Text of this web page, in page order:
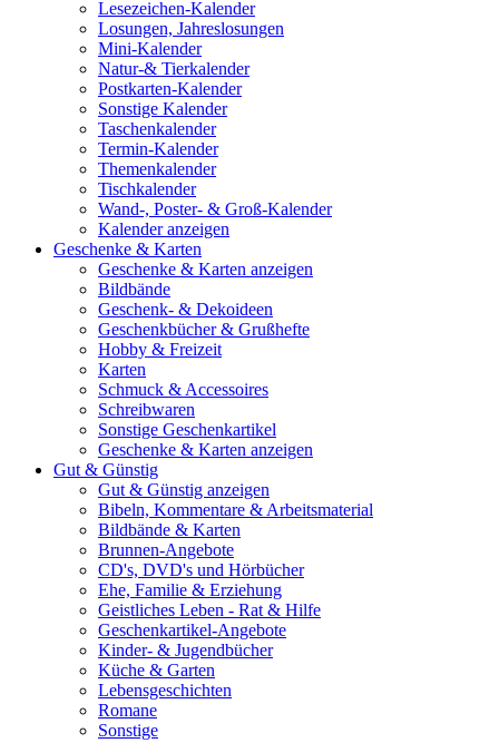
Lesezeichen-Kalender
Losungen, Jahreslosungen
Mini-Kalender
Natur-& Tierkalender
Postkarten-Kalender
Sonstige Kalender
Taschenkalender
Termin-Kalender
Themenkalender
Tischkalender
Wand-, Poster- & Groß-Kalender
Kalender anzeigen
Geschenke & Karten
Geschenke & Karten anzeigen
Bildbände
Geschenk- & Dekoideen
Geschenkbücher & Grußhefte
Hobby & Freizeit
Karten
Schmuck & Accessoires
Schreibwaren
Sonstige Geschenkartikel
Geschenke & Karten anzeigen
Gut & Günstig
Gut & Günstig anzeigen
Bibeln, Kommentare & Arbeitsmaterial
Bildbände & Karten
Brunnen-Angebote
CD's, DVD's und Hörbücher
Ehe, Familie & Erziehung
Geistliches Leben - Rat & Hilfe
Geschenkartikel-Angebote
Kinder- & Jugendbücher
Küche & Garten
Lebensgeschichten
Romane
Sonstige